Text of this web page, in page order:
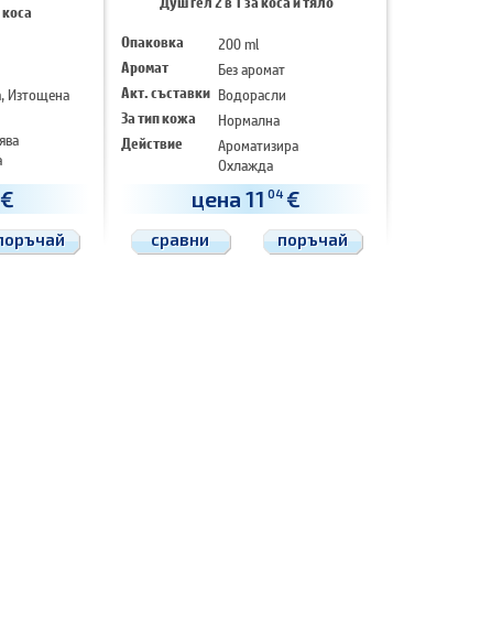
Изтощена
€
Опаковка
200 ml
Аромат
Без аромат
Акт. съставки Водорасли
За тип кожа
Нормална
Действие
Ароматизира
Охлажда
Изглажда
цена 11 04 €
сравни поръчай